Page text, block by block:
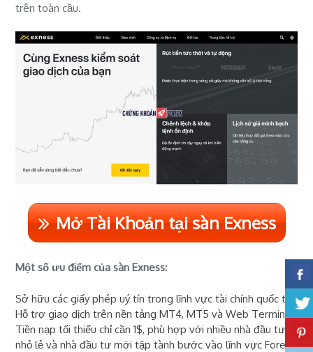
trên toàn cầu.
Mở Tài Khoản tại sàn Exness
Một số ưu điểm của sàn Exness:
Sở hữu các giấy phép uý tín trong lĩnh vực tài chính quốc tế
Hỗ trợ giao dịch trên nền tảng MT4, MT5 và Web Terminal
Tiền nạp tối thiểu chỉ cần 1$, phù hợp với nhiều nhà đầu tư
nhỏ lẻ và nhà đầu tư mới tập tành bước vào lĩnh vực Forex